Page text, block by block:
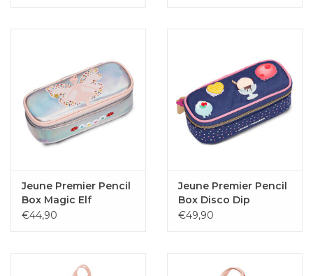
Jeune Premier Pencil
Box Magic Elf
€44,90
Jeune Premier Pencil
Box Disco Dip
€49,90